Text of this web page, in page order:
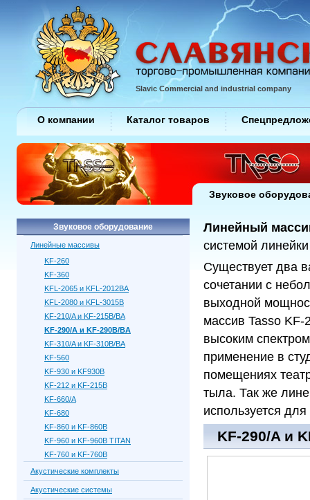
Линейный
системой
Существует два
сочетании с
выходной
массив Tasso
высоким
применение в
помещениях
тыла. Так же
используется
KF-290/A и
Звуковое оборудование
Линейные массивы
KF-260
KF-360
KFL-2065 и KFL-2012BA
KFL-2080 и KFL-3015B
KF-210/A и KF-215B/BA
KF-290/A и KF-290B/BA
KF-310/A и KF-310B/BA
KF-560
KF-930 и KF930B
KF-212 и KF-215B
KF-660/A
KF-680
KF-860 и KF-860B
KF-960 и KF-960B TITAN
KF-760 и KF-760B
Акустические комплекты
Акустические системы
Slavic Commercial and industrial company
О компании Каталог товаров
Звуковое